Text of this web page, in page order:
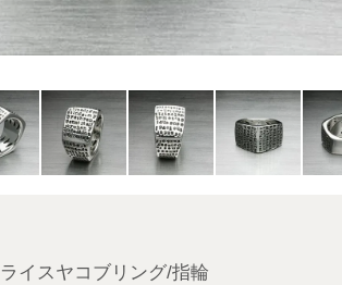
イスヤコブリング/指輪